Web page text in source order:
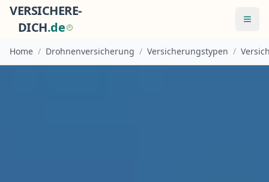
VERSICHERE-
DICH.de
Home / Drohnenversicherung / Versicherungstypen /